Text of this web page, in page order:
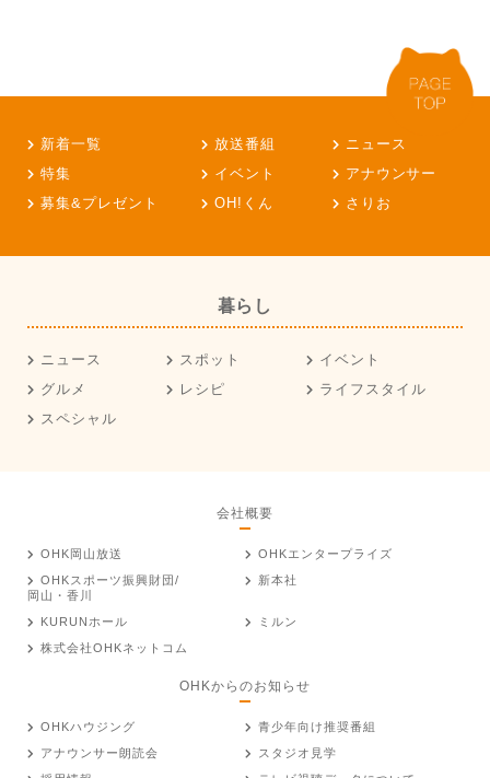
新着一覧 放送番組
ニュース
特集
イベント
アナウンサー
募集&プレゼント
OH!くん さりお
暮らし
ニュース スポット
イベント
グルメ
レシピ
ライフスタイル
スペシャル
会社概要
OHK岡山放送
OHKエンタープライズ
OHKスポーツ振興財団/
岡山・香川
新本社
KURUNホール
ミルン
株式会社OHKネットコム
OHKからのお知らせ
OHKハウジング
青少年向け推奨番組
アナウンサー朗読会
スタジオ見学